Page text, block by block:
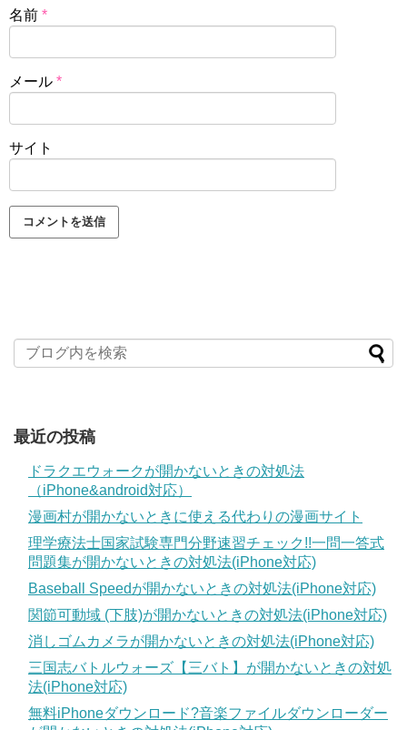
名前 *
メール *
サイト
最近の投稿
ドラクエウォークが開かないときの対処法
（iPhone&android対応）
漫画村が開かないときに使える代わりの漫画サイト
理学療法士国家試験専門分野速習チェック!!一問一答式
問題集が開かないときの対処法(iPhone対応)
Baseball Speedが開かないときの対処法(iPhone対応)
関節可動域 (下肢)が開かないときの対処法(iPhone対応)
消しゴムカメラが開かないときの対処法(iPhone対応)
三国志バトルウォーズ【三バト】が開かないときの対処
法(iPhone対応)
無料iPhoneダウンロード?音楽ファイルダウンローダー